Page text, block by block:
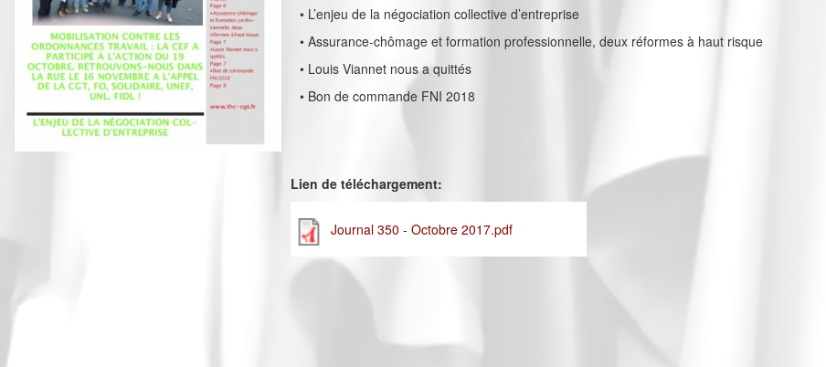
• L’enjeu de la négociation collective d’entreprise
• Assurance-chômage et formation professionnelle, deux réformes à haut risque
• Louis Viannet nous a quittés
• Bon de commande FNI 2018
Lien de téléchargement:
Journal 350 - Octobre 2017.pdf